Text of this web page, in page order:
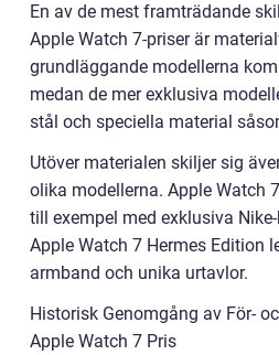
En av de mest framträdande
Apple Watch 7-priser är
grundläggande modellerna
medan de mer exklusiva
stål och speciella material
Utöver materialen skiljer sig
olika modellerna. Apple Watch
till exempel med exklusiva
Apple Watch 7 Hermes Edition
armband och unika urtavlor.
Historisk Genomgång av För-
Apple Watch 7 Pris